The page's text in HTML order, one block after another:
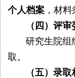
个人档案 ，材料
（四）评
研究生院组
取。
（五）录